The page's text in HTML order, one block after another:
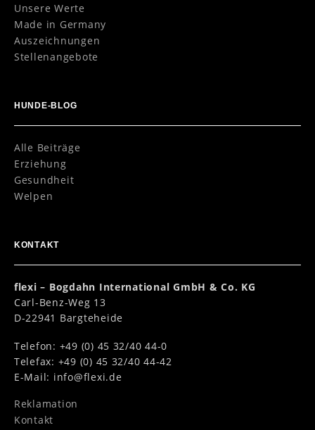
Unsere Werte
Made in Germany
Auszeichnungen
Stellenangebote
HUNDE-BLOG
Alle Beiträge
Erziehung
Gesundheit
Welpen
KONTAKT
flexi – Bogdahn International GmbH & Co. KG
Carl-Benz-Weg 13
D-22941 Bargteheide
Telefon: +49 (0) 45 32/40 44-0
Telefax: +49 (0) 45 32/40 44-42
E-Mail: info@flexi.de
Reklamation
Kontakt